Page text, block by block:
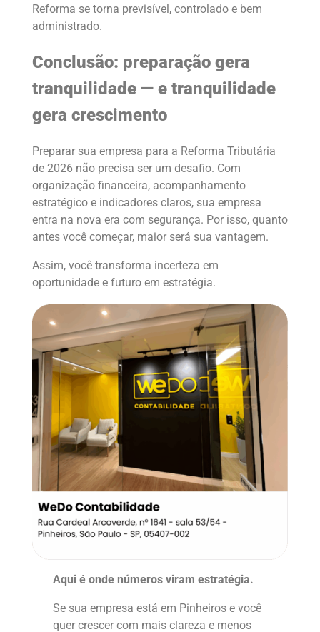
Reforma se torna previsível, controlado e bem
administrado.
Conclusão: preparação gera
tranquilidade — e tranquilidade
gera crescimento
Preparar sua empresa para a Reforma Tributária
de 2026 não precisa ser um desafio. Com
organização financeira, acompanhamento
estratégico e indicadores claros, sua empresa
entra na nova era com segurança. Por isso, quanto
antes você começar, maior será sua vantagem.
Assim, você transforma incerteza em
oportunidade e futuro em estratégia.
Aqui é onde números viram estratégia.
Se sua empresa está em Pinheiros e você
quer crescer com mais clareza e menos